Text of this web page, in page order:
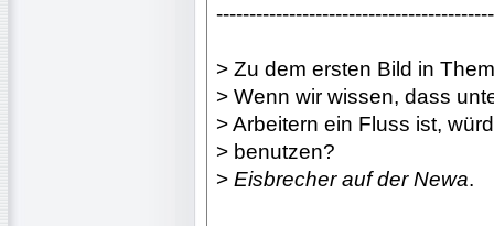
> Zu dem ersten Bild in
> Wenn wir wissen, dass
> Arbeitern ein Fluss ist,
> benutzen?
> Eisbrecher auf der Newa.